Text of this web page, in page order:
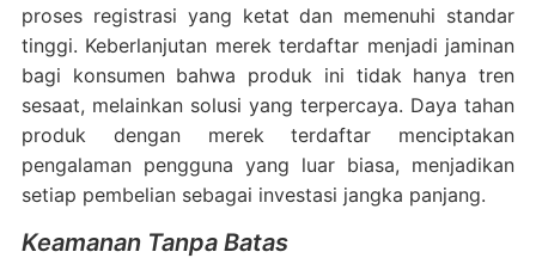
proses registrasi yang ketat dan memenuhi standar
tinggi. Keberlanjutan merek terdaftar menjadi jaminan
bagi konsumen bahwa produk ini tidak hanya tren
sesaat, melainkan solusi yang terpercaya. Daya tahan
produk dengan merek terdaftar menciptakan
pengalaman pengguna yang luar biasa, menjadikan
setiap pembelian sebagai investasi jangka panjang.
Keamanan Tanpa Batas